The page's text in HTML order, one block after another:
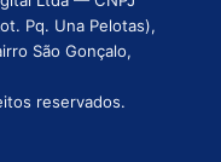
Pq. Una Pelotas),
São Gonçalo,
reservados.